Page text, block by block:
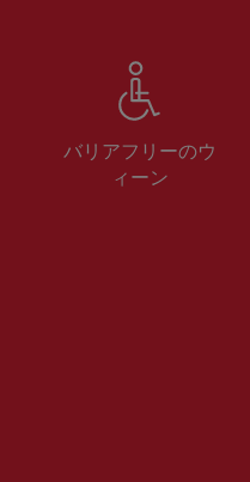
バリアフリーのウ
ィーン